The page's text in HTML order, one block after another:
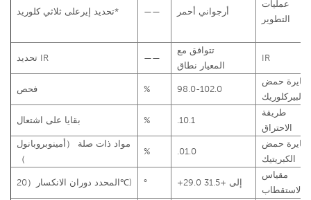
تحديد إيرعلى ثلاثي كلوريد* —— أرجواني أحمر
عمليات
التطوير
تحديد IR ——
تتوافق مع
المعيار نطاق
IR
فحص % 98.0-102.0
معايرة حمض
البيركلوريك
بقايا على اشتعال % .10.1
طريقة
الاحتراق
مواد ذات صلة
（ أمينوبروبانول
）
% .01.0
معايرة حمض
الكبريتيك
المحدد دوران الانكسار （
20 ℃) ° +29.0 إلى +31.5
مقياس
الاستقطاب